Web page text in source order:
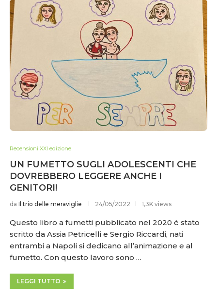
Recensioni XXI edizione
UN FUMETTO SUGLI ADOLESCENTI CHE
DOVREBBERO LEGGERE ANCHE I
GENITORI!
da Il trio delle meraviglie 24/05/2022 1,3K views
Questo libro a fumetti pubblicato nel 2020 è stato
scritto da Assia Petricelli e Sergio Riccardi, nati
entrambi a Napoli si dedicano all’animazione e al
fumetto. Con questo lavoro sono …
LEGGI TUTTO